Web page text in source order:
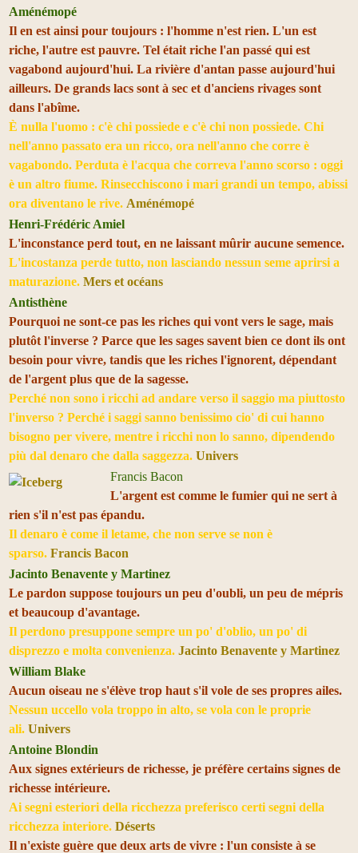
Aménémopé
Il en est ainsi pour toujours : l'homme n'est rien. L'un est
riche, l'autre est pauvre. Tel était riche l'an passé qui est
vagabond aujourd'hui. La rivière d'antan passe aujourd'hui
ailleurs. De grands lacs sont à sec et d'anciens rivages sont
dans l'abîme.
È nulla l'uomo : c'è chi possiede e c'è chi non possiede. Chi
nell'anno passato era un ricco, ora nell'anno che corre è
vagabondo. Perduta è l'acqua che correva l'anno scorso : oggi
è un altro fiume. Rinsecchiscono i mari grandi un tempo, abissi
ora diventano le rive. Aménémopé
Henri-Frédéric Amiel
L'inconstance perd tout, en ne laissant mûrir aucune semence.
L'incostanza perde tutto, non lasciando nessun seme aprirsi a
maturazione. Mers et océans
Antisthène
Pourquoi ne sont-ce pas les riches qui vont vers le sage, mais
plutôt l'inverse ? Parce que les sages savent bien ce dont ils ont
besoin pour vivre, tandis que les riches l'ignorent, dépendant
de l'argent plus que de la sagesse.
Perché non sono i ricchi ad andare verso il saggio ma piuttosto
l'inverso ? Perché i saggi sanno benissimo cio' di cui hanno
bisogno per vivere, mentre i ricchi non lo sanno, dipendendo
più dal denaro che dalla saggezza. Univers
Francis Bacon
L'argent est comme le fumier qui ne sert à
rien s'il n'est pas épandu.
Il denaro è come il letame, che non serve se non è
sparso. Francis Bacon
Jacinto Benavente y Martinez
Le pardon suppose toujours un peu d'oubli, un peu de mépris
et beaucoup d'avantage.
Il perdono presuppone sempre un po' d'oblio, un po' di
disprezzo e molta convenienza. Jacinto Benavente y Martinez
William Blake
Aucun oiseau ne s'élève trop haut s'il vole de ses propres ailes.
Nessun uccello vola troppo in alto, se vola con le proprie
ali. Univers
Antoine Blondin
Aux signes extérieurs de richesse, je préfère certains signes de
richesse intérieure.
Ai segni esteriori della ricchezza preferisco certi segni della
ricchezza interiore. Déserts
Il n'existe guère que deux arts de vivre : l'un consiste à se